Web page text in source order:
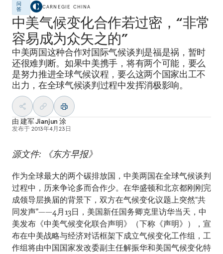
问
答
CARNEGIE CHINA
中美气候变化合作若过密，“非常
容易成为众矢之的”
中美两国这种合作对国际气候谈判是福是祸，暂时
还很难判断。如果中美携手，将有两个可能，要么
是努力推进全球气候议程，要么这两个国家出工不
出力，在全球气候谈判过程中发挥消极影响。
由 建军 Jianjun 涂
发布于 2013年4月23日
源文件: 《东方早报》
作为全球最大的两个碳排放国，中美两国在全球气候谈判
过程中，历来争论多而合作少。在华盛顿和北京都刚刚完
成领导层换届的背景下，双方在气候变化议题上突然“共
同发声”——4月13日，美国新任国务卿克里访华当天，中
美发布《中美气候变化联合声明》（下称《声明》），宣
布在中美战略与经济对话框架下成立气候变化工作组，工
作组将由中国国家发改委副主任解振华和美国气候变化特